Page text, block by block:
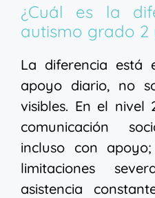
¿Cuál es la
autismo grado 2
La diferencia está
apoyo diario, no
visibles. En el nivel
comunicación
incluso con
limitaciones
asistencia